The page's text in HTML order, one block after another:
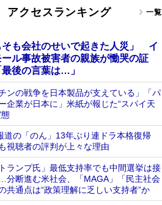
アクセスランキング 一覧
そも会社のせいで起きた人災」 イ
ル事故被害者の親族が慟哭の証
後の言葉は…」
チンの戦争を日本製品が支えている」「パ
企業が日本に」米紙が報じた“スパイ天
態
道の「のん」13年ぶり連ドラ本格復帰
視聴者の評判が上々な理由
ランプ氏」最低支持率でも中間選挙は接
分断進む米社会、「MAGA」「民主社会
共通点は“政策理解に乏しい支持者”か